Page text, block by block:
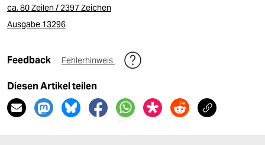
ca. 80 Zeilen / 2397 Zeichen
Ausgabe 13296
Feedback Fehlerhinweis
Diesen Artikel teilen